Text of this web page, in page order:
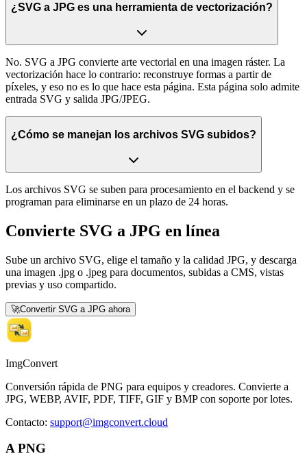
¿SVG a JPG es una herramienta de vectorización?
No. SVG a JPG convierte arte vectorial en una imagen ráster. La
vectorización hace lo contrario: reconstruye formas a partir de
píxeles, y eso no es lo que hace esta página. Esta página solo admite
entrada SVG y salida JPG/JPEG.
¿Cómo se manejan los archivos SVG subidos?
Los archivos SVG se suben para procesamiento en el backend y se
programan para eliminarse en un plazo de 24 horas.
Convierte SVG a JPG en línea
Sube un archivo SVG, elige el tamaño y la calidad JPG, y descarga
una imagen .jpg o .jpeg para documentos, subidas a CMS, vistas
previas y uso compartido.
🚀Convertir SVG a JPG ahora
ImgConvert
Conversión rápida de PNG para equipos y creadores. Convierte a
JPG, WEBP, AVIF, PDF, TIFF, GIF y BMP con soporte por lotes.
Contacto: support@imgconvert.cloud
A PNG